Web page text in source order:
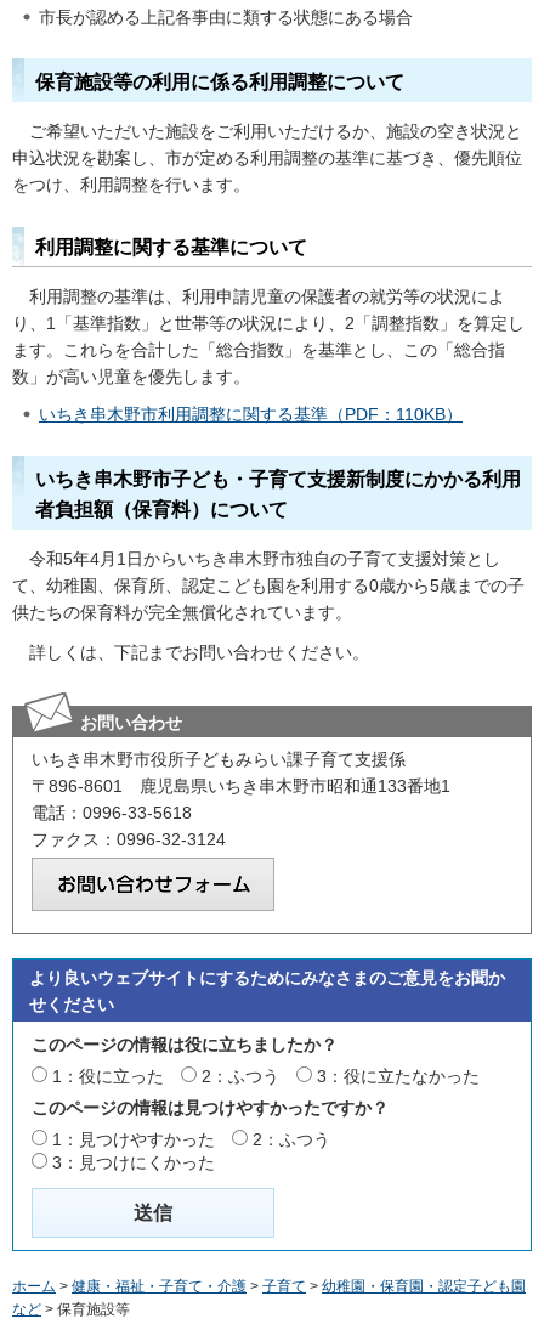
市長が認める上記各事由に類する状態にある場合
保育施設等の利用に係る利用調整について
ご希望いただいた施設をご利用いただけるか、施設の空き状況と
申込状況を勘案し、市が定める利用調整の基準に基づき、優先順位
をつけ、利用調整を行います。
利用調整に関する基準について
利用調整の基準は、利用申請児童の保護者の就労等の状況によ
り、1「基準指数」と世帯等の状況により、2「調整指数」を算定し
ます。これらを合計した「総合指数」を基準とし、この「総合指
数」が高い児童を優先します。
いちき串木野市利用調整に関する基準（PDF：110KB）
いちき串木野市子ども・子育て支援新制度にかかる利用
者負担額（保育料）について
令和5年4月1日からいちき串木野市独自の子育て支援対策とし
て、幼稚園、保育所、認定こども園を利用する0歳から5歳までの子
供たちの保育料が完全無償化されています。
詳しくは、下記までお問い合わせください。
お問い合わせ
いちき串木野市役所子どもみらい課子育て支援係
〒896-8601 鹿児島県いちき串木野市昭和通133番地1
電話：0996-33-5618
ファクス：0996-32-3124
より良いウェブサイトにするためにみなさまのご意見をお聞か
せください
このページの情報は役に立ちましたか？
1：役に立った
2：ふつう
3：役に立たなかった
このページの情報は見つけやすかったですか？
1：見つけやすかった
2：ふつう
3：見つけにくかった
ホーム > 健康・福祉・子育て・介護 > 子育て > 幼稚園・保育園・認定子ども園
など > 保育施設等